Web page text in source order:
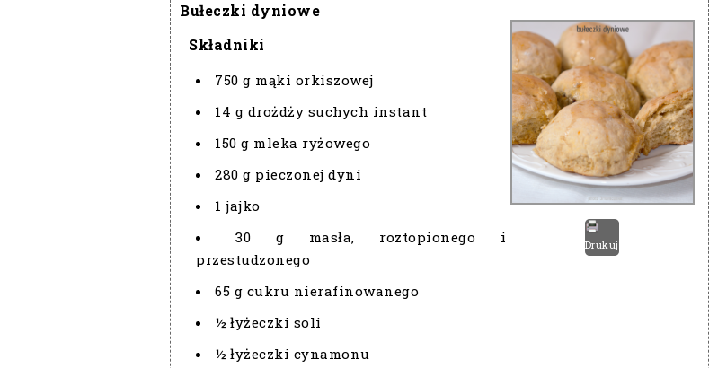
Bułeczki dyniowe
Drukuj
Składniki
750 g mąki orkiszowej
14 g drożdży suchych instant
150 g mleka ryżowego
280 g pieczonej dyni
1 jajko
30 g masła, roztopionego i
przestudzonego
65 g cukru nierafinowanego
½ łyżeczki soli
½ łyżeczki cynamonu